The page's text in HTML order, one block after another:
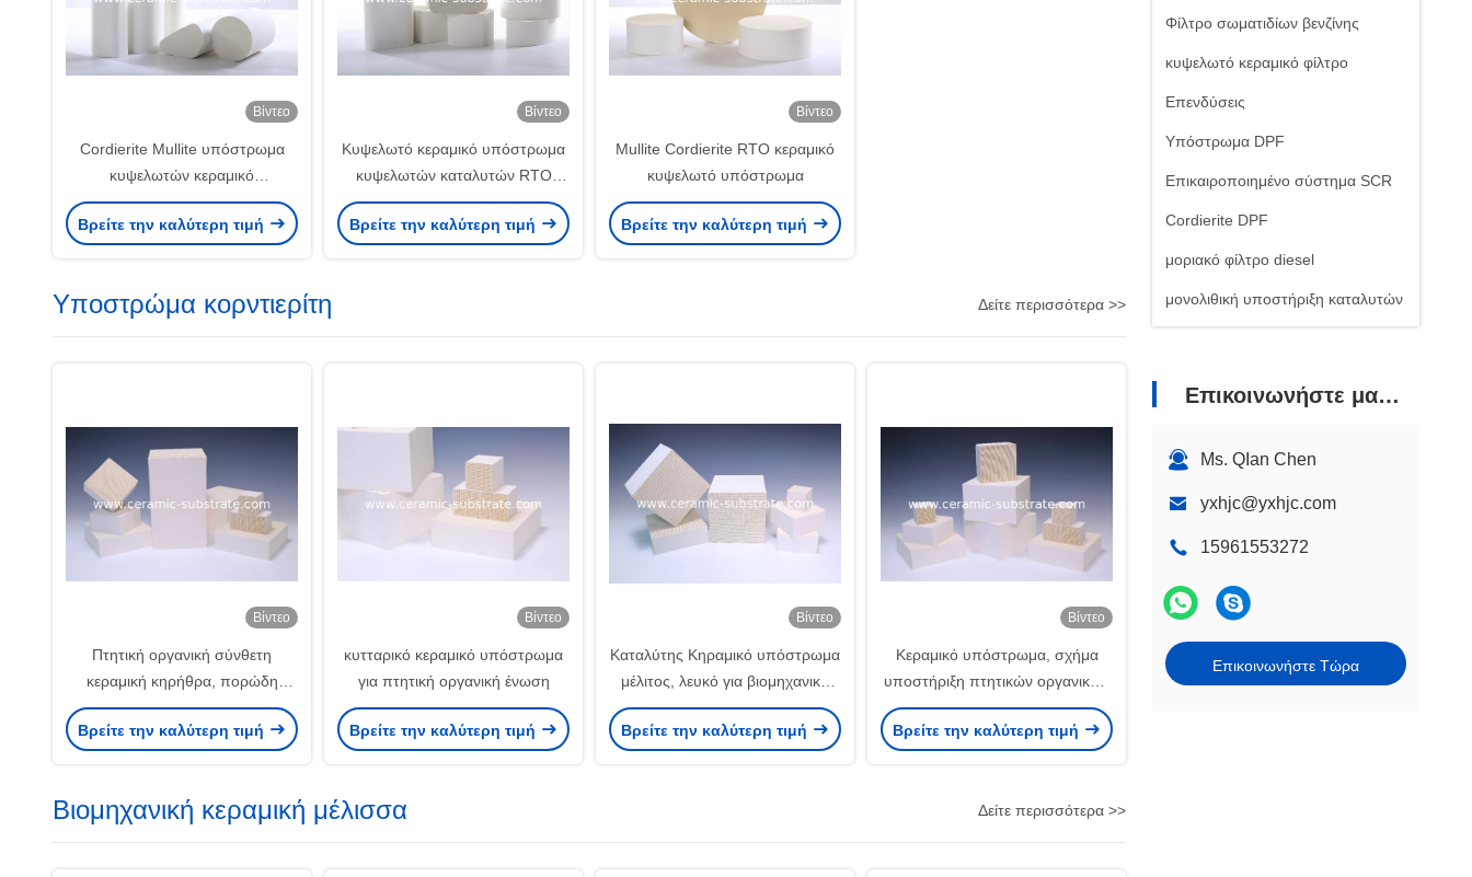
Φίλτρο σωματιδίων βενζίνης
κυψελωτό κεραμικό φίλτρο
Επενδύσεις
Υπόστρωμα DPF
Επικαιροποιημένο σύστημα SCR
Cordierite DPF
μοριακό φίλτρο diesel
μονολιθική υποστήριξη καταλυτών
Επικοινωνήστε μαζί μας
Ms. QIan Chen
yxhjc@yxhjc.com
15961553272
Επικοινωνήστε Τώρα
Βίντεο
Cordierite Mullite υπόστρωμα
κυψελωτών κεραμικό
καταλυτικών μετατροπέων
κορούνδιου
Βρείτε την καλύτερη τιμή
Βίντεο
Κυψελωτό κεραμικό υπόστρωμα
κυψελωτών καταλυτών RTO
κεραμικό
Βρείτε την καλύτερη τιμή
Βίντεο
Mullite Cordierite RTO κεραμικό
κυψελωτό υπόστρωμα
Βρείτε την καλύτερη τιμή
Υποστρώμα κορντιερίτη Δείτε περισσότερα >>
Βίντεο
Πτητική οργανική σύνθετη
κεραμική κηρήθρα, πορώδη
υποστρώματα Ποε
Βρείτε την καλύτερη τιμή
Βίντεο
κυτταρικό κεραμικό υπόστρωμα
για πτητική οργανική ένωση
Βρείτε την καλύτερη τιμή
Βίντεο
Καταλύτης Κηραμικό υπόστρωμα
μέλιτος, λευκό για βιομηχανικά
VOC
Βρείτε την καλύτερη τιμή
Βίντεο
Κεραμικό υπόστρωμα, σχήμα
υποστήριξη πτητικών οργανικών
ενώσεων
Βρείτε την καλύτερη τιμή
Βιομηχανική κεραμική μέλισσα Δείτε περισσότερα >>